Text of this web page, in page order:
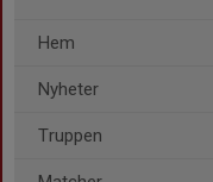
Hem
Nyheter
Truppen